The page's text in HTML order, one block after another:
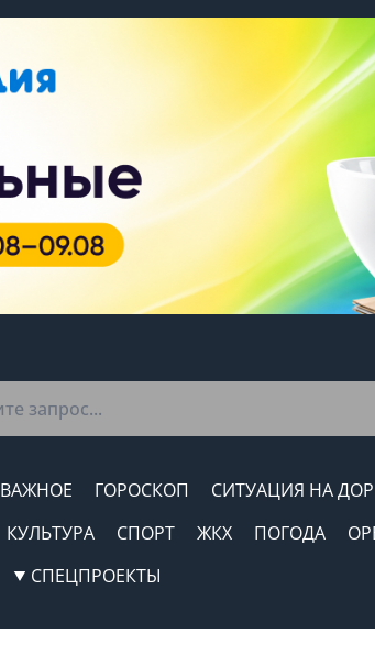
ВАЖНОЕ ГОРОСКОП СИТУАЦИЯ НА
КУЛЬТУРА СПОРТ ЖКХ ПОГОДА
СПЕЦПРОЕКТЫ